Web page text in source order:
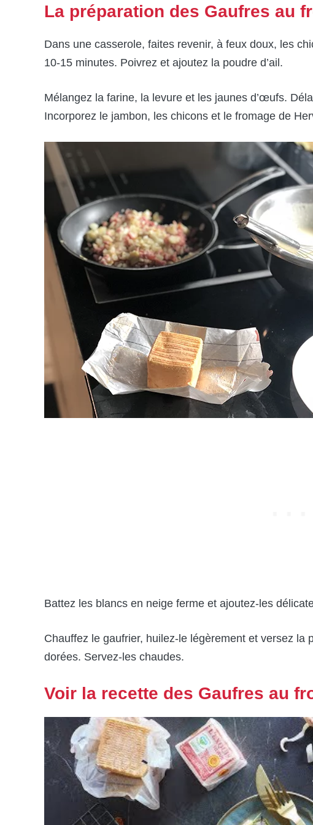
La préparation des Gaufres au
Dans une casserole, faites revenir, à feux doux, les
10-15 minutes. Poivrez et ajoutez la poudre d’ail.
Mélangez la farine, la levure et les jaunes d’œufs.
Incorporez le jambon, les chicons et le fromage de
Battez les blancs en neige ferme et ajoutez-les
Chauffez le gaufrier, huilez-le légèrement et versez la
dorées. Servez-les chaudes.
Voir la recette des Gaufres au